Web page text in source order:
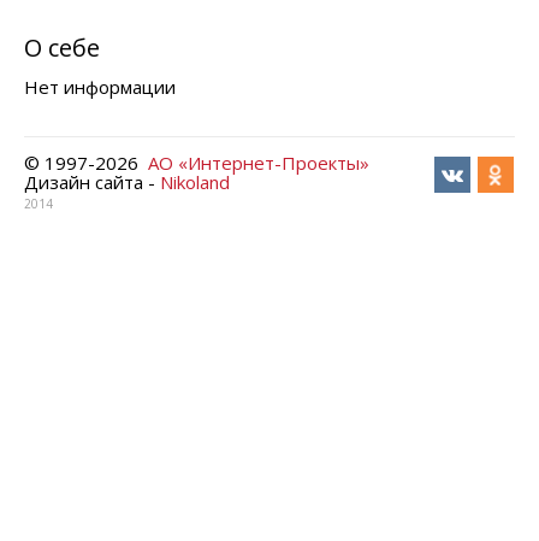
О себе
Нет информации
© 1997-2026 АО «Интернет-Проекты»
Дизайн сайта - Nikoland
2014